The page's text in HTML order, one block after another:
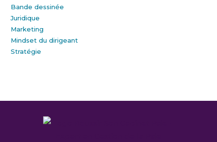
Bande dessinée
Juridique
Marketing
Mindset du dirigeant
Stratégie